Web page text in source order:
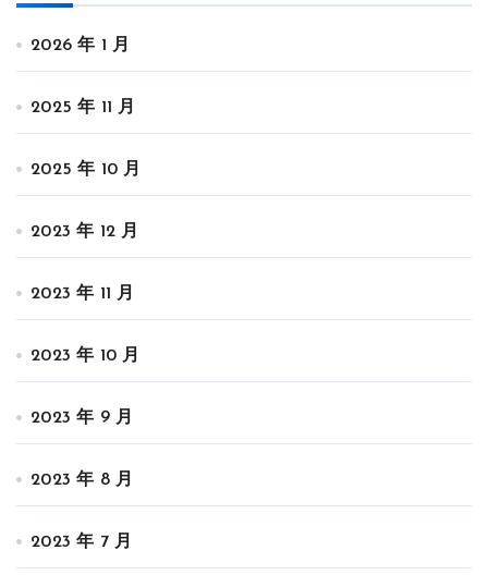
2026 年 1 月
2025 年 11 月
2025 年 10 月
2023 年 12 月
2023 年 11 月
2023 年 10 月
2023 年 9 月
2023 年 8 月
2023 年 7 月